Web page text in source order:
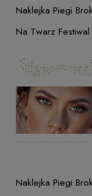
Naklejka Piegi
Na Twarz Festiwal
Naklejka Piegi